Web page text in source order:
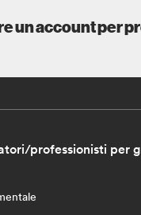
un account per
professionisti per